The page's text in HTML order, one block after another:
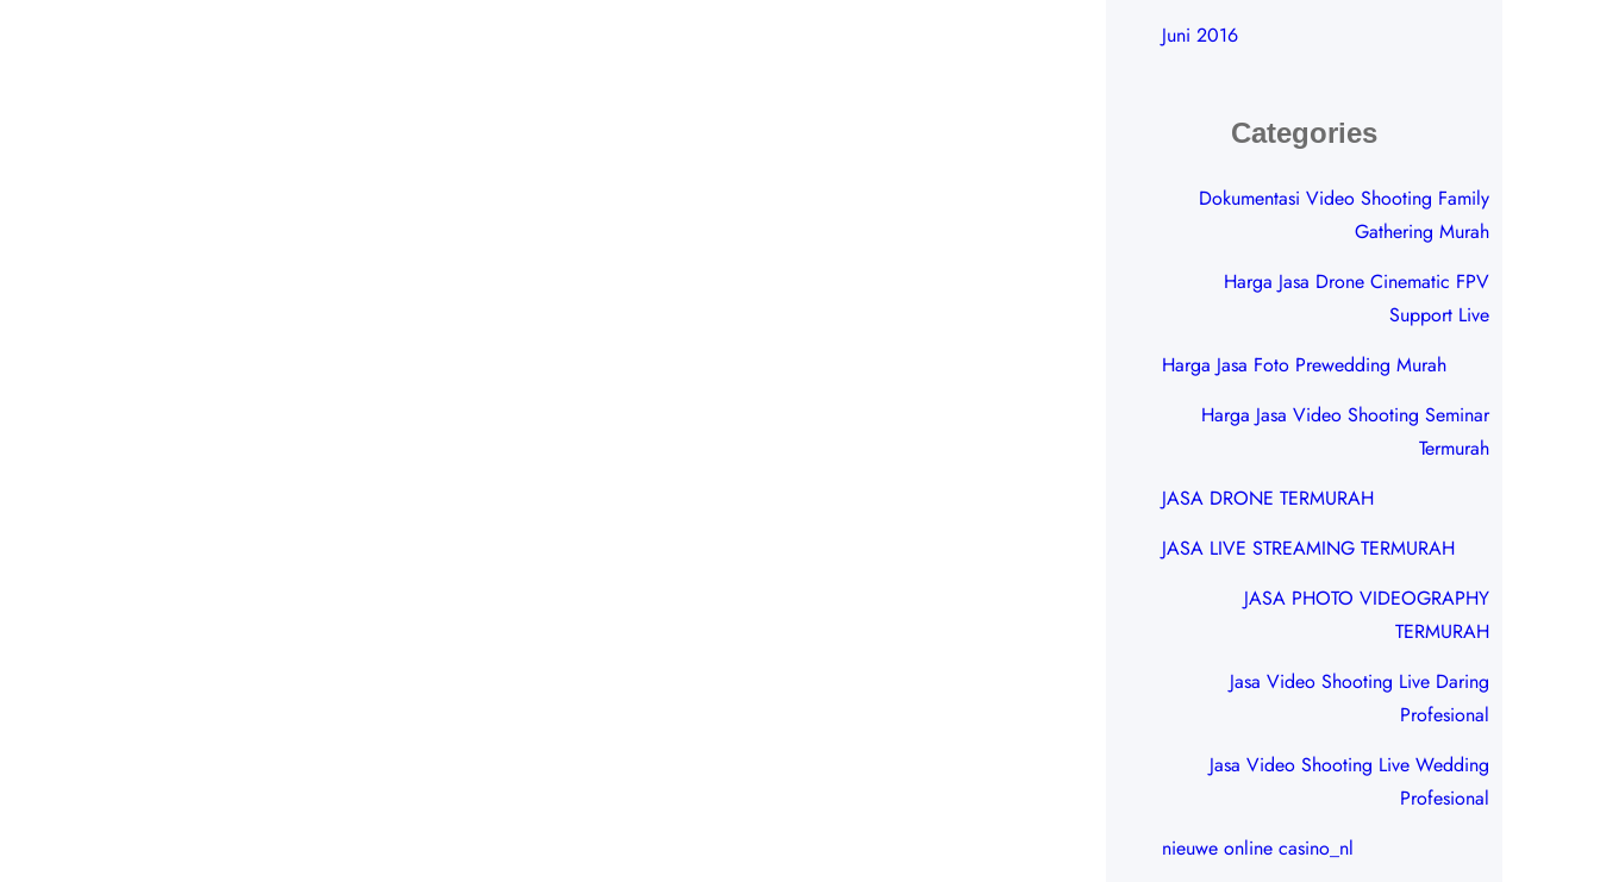
Juni 2016
Categories
Dokumentasi Video Shooting Family
Gathering Murah
Harga Jasa Drone Cinematic FPV
Support Live
Harga Jasa Foto Prewedding Murah
Harga Jasa Video Shooting Seminar
Termurah
JASA DRONE TERMURAH
JASA LIVE STREAMING TERMURAH
JASA PHOTO VIDEOGRAPHY
TERMURAH
Jasa Video Shooting Live Daring
Profesional
Jasa Video Shooting Live Wedding
Profesional
nieuwe online casino_nl